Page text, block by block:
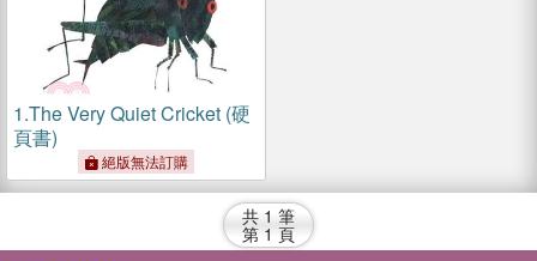
1.The Very Quiet Cricket (硬
頁書)
絕版無法訂購
共 1 筆
第 1 頁